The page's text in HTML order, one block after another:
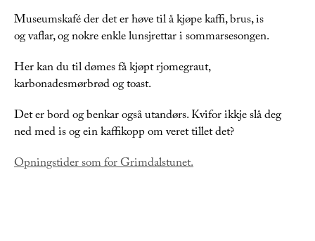
Museumskafé der det er høve til å kjøpe kaffi, brus, is
og vaflar, og nokre enkle lunsjrettar i sommarsesongen.
Her kan du til dømes få kjøpt rjomegraut,
karbonadesmørbrød og toast.
Det er bord og benkar også utandørs. Kvifor ikkje slå deg
ned med is og ein kaffikopp om veret tillet det?
Opningstider som for Grimdalstunet.